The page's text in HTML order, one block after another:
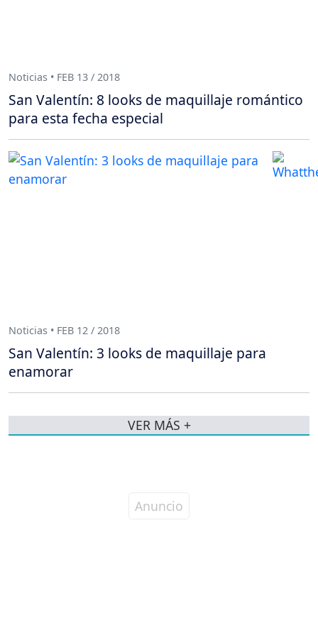
Noticias • FEB 13 / 2018
San Valentín: 8 looks de maquillaje romántico
para esta fecha especial
Noticias • FEB 12 / 2018
San Valentín: 3 looks de maquillaje para
enamorar
VER MÁS +